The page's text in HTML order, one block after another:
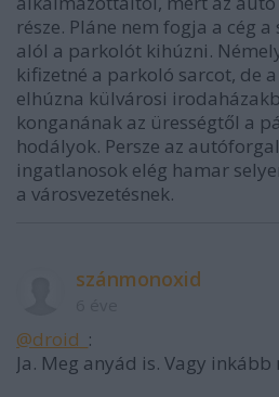
része. Pláne nem fogja a cég
alól a parkolót kihúzni.
kifizetné a parkoló sarcot, de
elhúzna külvárosi
konganának az ürességtől a
hodályok. Persze az
ingatlanosok elég hamar
a városvezetésnek.
szánmonoxid
@droid_ :
Ja. Meg anyád is. Vagy